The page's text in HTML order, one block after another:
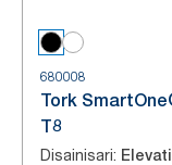
680008
Tork
T8
Disainisari: